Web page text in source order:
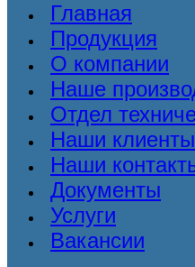
Главная
Продукция
О компании
Наше
Отдел
Наши клиенты
Наши
Документы
Услуги
Вакансии